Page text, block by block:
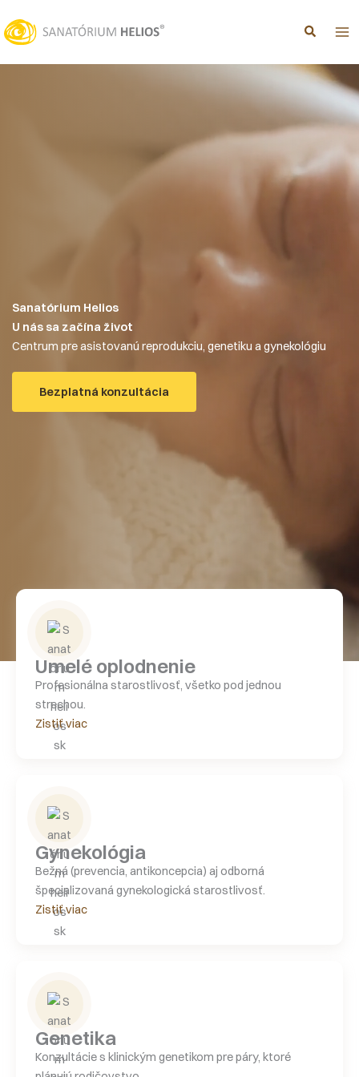
na
obsah
Sanatórium Helios
U nás sa začína život
Centrum pre asistovanú reprodukciu, genetiku a gynekológiu
Bezplatná konzultácia
Umelé oplodnenie
Profesionálna starostlivosť, všetko pod jednou
strechou.
Zistiť viac
Gynekológia
Bežná (prevencia, antikoncepcia) aj odborná
špecializovaná gynekologická starostlivosť.
Zistiť viac
Genetika
Konzultácie s klinickým genetikom pre páry, ktoré